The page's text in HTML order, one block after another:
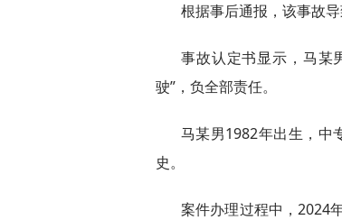
根据事后通报，该事故
事故认定书显示，马某
驶”，负全部责任。
马某男1982年出生，中
史。
案件办理过程中，2024